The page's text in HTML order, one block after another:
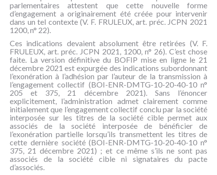
parlementaires attestent que cette nouvelle forme
d’engagement a originairement été créée pour intervenir
dans un tel contexte (V. F. FRULEUX, art. préc. JCPN 2021
1200, n° 22).
Ces indications devaient absolument être retirées (V. F.
FRULEUX, art. préc. JCPN 2021, 1200, n° 26). C’est chose
faite. La version définitive du BOFIP mise en ligne le 21
décembre 2021 est expurgée des indications subordonnant
l’exonération à l’adhésion par l’auteur de la transmission à
l’engagement collectif (BOI-ENR-DMTG-10-20-40-10 n°
205 et 375, 21 décembre 2021). Sans l’énoncer
explicitement, l’administration admet clairement comme
initialement que l’engagement collectif conclu par la société
interposée sur les titres de la société cible permet aux
associés de la société interposée de bénéficier de
l’exonération partielle lorsqu’ils transmettent les titres de
cette dernière société (BOI-ENR-DMTG-10-20-40-10 n°
375, 21 décembre 2021) ; et ce même s’ils ne sont pas
associés de la société cible ni signataires du pacte
d’associés.